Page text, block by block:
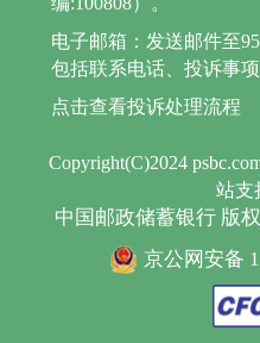
Copyright(C)2024
站支
中国邮政储蓄银行 版
京公网安备
电子邮箱：发送邮件至
包括联系电话、投诉事
点击查看投诉处理流程